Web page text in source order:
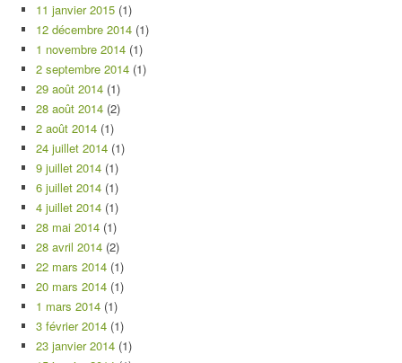
11 janvier 2015 (1)
12 décembre 2014 (1)
1 novembre 2014 (1)
2 septembre 2014 (1)
29 août 2014 (1)
28 août 2014 (2)
2 août 2014 (1)
24 juillet 2014 (1)
9 juillet 2014 (1)
6 juillet 2014 (1)
4 juillet 2014 (1)
28 mai 2014 (1)
28 avril 2014 (2)
22 mars 2014 (1)
20 mars 2014 (1)
1 mars 2014 (1)
3 février 2014 (1)
23 janvier 2014 (1)